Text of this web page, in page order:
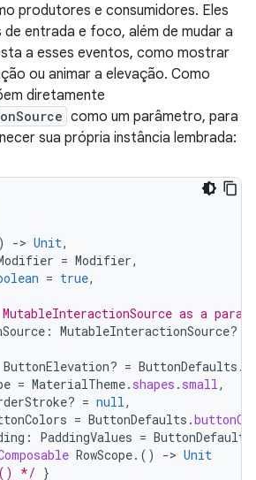
produtores e consumidores. Eles
entrada e foco, além de mudar a
a esses eventos, como mostrar
ou animar a elevação. Como
diretamente
como um parâmetro, para
sua própria instância lembrada:
-> Unit,
= Modifier,
= true,
as a
: MutableInteractionSource?
ButtonElevation? = ButtonDefaults .
= MaterialTheme. shapes . small ,
= null ,
= ButtonDefaults .
: PaddingValues = ButtonDefaults
RowScope.() -> Unit
*/ }